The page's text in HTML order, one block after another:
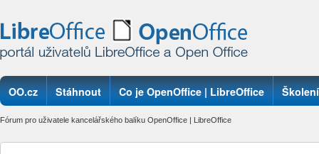
OO.cz Stáhnout Co je OpenOffice | LibreOffice Školení
Fórum pro uživatele kancelářského balíku OpenOffice | LibreOffice